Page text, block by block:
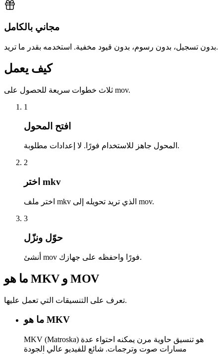
مجاني بالكامل
بدون تسجيل، بدون رسوم، بدون قيود مخفية. استخدمه بقدر ما تريد.
كيف يعمل
ثلاث خطوات سريعة للحصول على mov.
1
افتح المحول
المحول جاهز للاستخدام فورًا. لا إعدادات مطلوبة.
2
اختر mkv
اختر ملف mkv الذي تريد تحويله إلى mov.
3
حوّل ونزّل
أنشئ mov فورًا واحفظه على جهازك.
ما هو MKV و MOV
تعرف على التنسيقات التي تعمل عليها.
ما هو MKV
MKV (Matroska) هو تنسيق حاوية مرن يمكنه احتواء عدة
مسارات صوت وترجمات. شائع للفيديو عالي الجودة